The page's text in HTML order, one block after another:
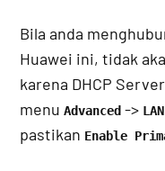
Bila anda
Huawei ini, tidak
karena DHCP
menuAdvanced -> LAN
pastikan Enable